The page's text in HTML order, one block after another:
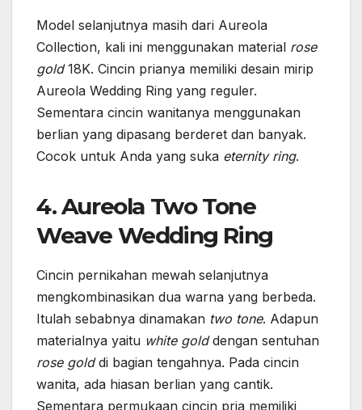
Model selanjutnya masih dari Aureola
Collection, kali ini menggunakan material rose
gold18K. Cincin prianya memiliki desain mirip
Aureola Wedding Ring yang reguler.
Sementara cincin wanitanya menggunakan
berlian yang dipasang berderet dan banyak.
Cocok untuk Anda yang suka eternity ring.
4. Aureola Two Tone
Weave Wedding Ring
Cincin pernikahan mewah selanjutnya
mengkombinasikan dua warna yang berbeda.
Itulah sebabnya dinamakan two tone. Adapun
materialnya yaitu white golddengan sentuhan
rose golddi bagian tengahnya. Pada cincin
wanita, ada hiasan berlian yang cantik.
Sementara permukaan cincin pria memiliki